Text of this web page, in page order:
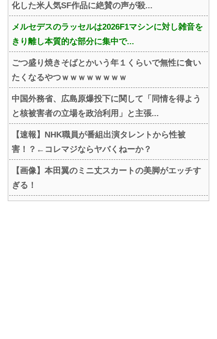
化した米人気SF作品に絶賛の声が殺...
メルセデスのラッセルは2026F1マシンに対し雑音を
きり離し本質的な部分に集中で...
ごつ盛り焼きそばとかいう年１くらいで無性に食い
たくなるやつｗｗｗｗｗｗｗｗ
中国外務省、広島原爆投下に関して「同情を得よう
と核被害者の立場を政治利用」と主張...
【速報】NHK職員が番組出演タレントから性被
害！？←コレマジならヤバくねーか？
【画像】本田翼のミニ丈スカートの美脚がエッチす
ぎる！